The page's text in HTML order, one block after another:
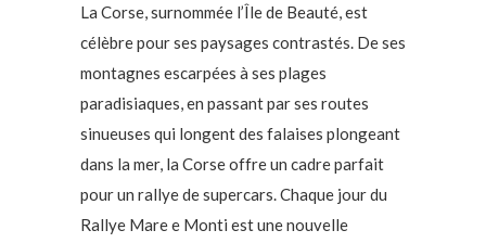
La Corse, surnommée l’Île de Beauté, est
célèbre pour ses paysages contrastés. De ses
montagnes escarpées à ses plages
paradisiaques, en passant par ses routes
sinueuses qui longent des falaises plongeant
dans la mer, la Corse offre un cadre parfait
pour un rallye de supercars. Chaque jour du
Rallye Mare e Monti est une nouvelle